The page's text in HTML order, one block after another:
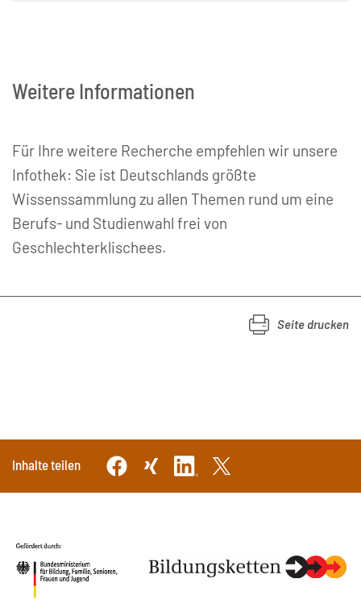
Weitere Informationen
Für Ihre weitere Recherche empfehlen wir unsere
Infothek: Sie ist Deutschlands größte
Wissenssammlung zu allen Themen rund um eine
Berufs- und Studienwahl frei von
Geschlechterklischees.
Seite drucken
Inhalte teilen